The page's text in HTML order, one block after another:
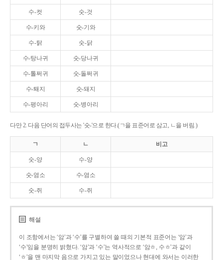
수-컷 숫-것
수-키와 숫-기와
수-탉 숫-닭
수-탕나귀 숫-당나귀
수-톨쩌귀 숫-돌쩌귀
수-퇘지 숫-돼지
수-평아리 숫-병아리
다만 2. 다음 단어의 접두사는 '숫-'으로 한다.(ㄱ을 표준어로 삼고, ㄴ을 버림.)
ㄱ ㄴ 비고
숫-양 수-양
숫-염소 수-염소
숫-쥐 수-쥐
해설
이 조항에서는 ‘암’과 ‘수’를 구별하여 쓸 때의 기본적 표준어는 ‘암’과
‘수’임을 분명히 밝혔다. ‘암’과 ‘수’는 역사적으로 ‘암ㅎ, 수ㅎ’과 같이
‘ㅎ’을 맨 마지막 음으로 가지고 있는 말이었으나 현대에 와서는 이러한